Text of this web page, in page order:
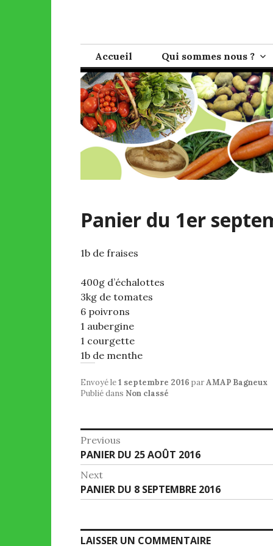
AMAP de
Accueil Qui sommes nous ?
Panier du 1er
1b de fraises
400g d’échalottes
3kg de tomates
6 poivrons
1 aubergine
1 courgette
1b de menthe
Envoyé le1 septembre 2016 parAMAP Bagneux
Publié dans Non classé
Navigation
de
l’article
Previous
Previous
post:
PANIER DU 25 AOÛT 2016
Next
Next
post:
PANIER DU 8 SEPTEMBRE 2016
LAISSER UN COMMENTAIRE